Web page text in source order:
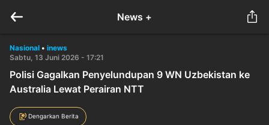
News +
Nasional • inews
Sabtu, 13 Juni 2026 - 17:21
Polisi Gagalkan Penyelundupan 9 WN Uzbekistan ke
Australia Lewat Perairan NTT
Dengarkan Berita